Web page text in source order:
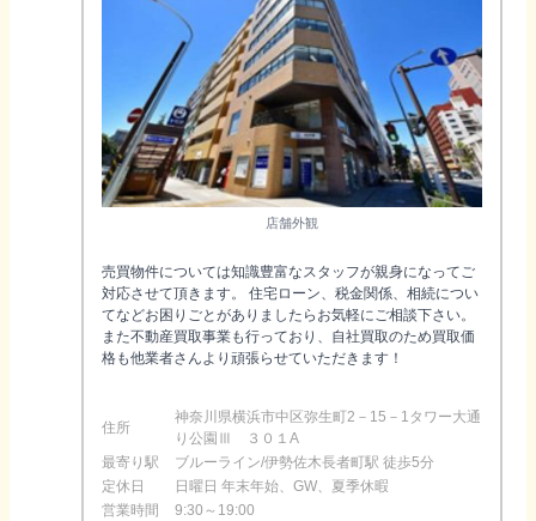
店舗外観
売買物件については知識豊富なスタッフが親身になってご
対応させて頂きます。 住宅ローン、税金関係、相続につい
てなどお困りごとがありましたらお気軽にご相談下さい。
また不動産買取事業も行っており、自社買取のため買取価
格も他業者さんより頑張らせていただきます！
住所
神奈川県横浜市中区弥生町2－15－1タワー大通
り公園Ⅲ ３０１A
最寄り駅
ブルーライン/伊勢佐木長者町駅 徒歩5分
定休日
日曜日 年末年始、GW、夏季休暇
営業時間
9:30～19:00